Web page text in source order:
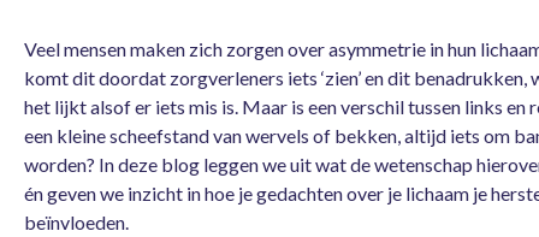
Veel mensen maken zich zorgen over asymmetrie in hun
komt dit doordat zorgverleners iets ‘zien’ en dit benadrukken,
het lijkt alsof er iets mis is. Maar is een verschil tussen links en
een kleine scheefstand van wervels of bekken, altijd iets om
worden? In deze blog leggen we uit wat de wetenschap
én geven we inzicht in hoe je gedachten over je lichaam je
beïnvloeden.